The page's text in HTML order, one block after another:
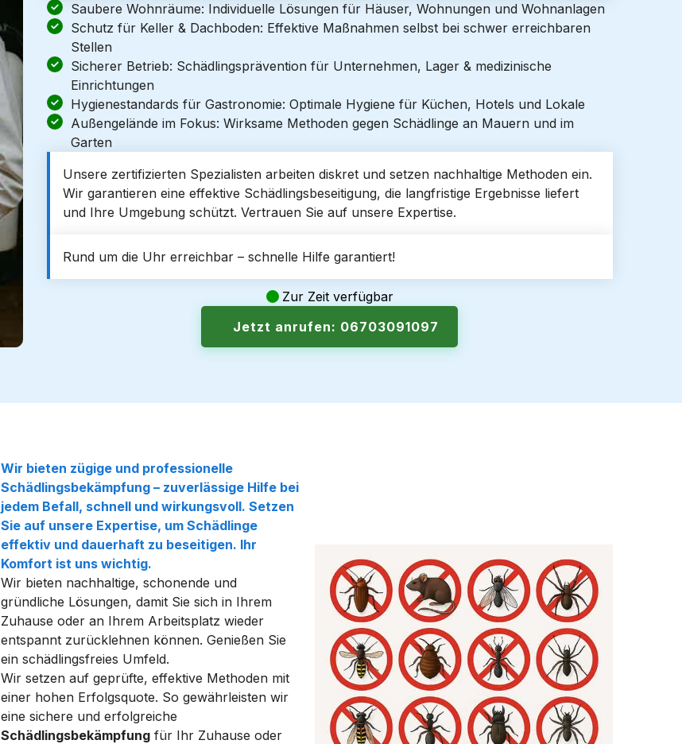
Saubere Wohnräume: Individuelle Lösungen für Häuser, Wohnungen und Wohnanlagen
Schutz für Keller & Dachboden: Effektive Maßnahmen selbst bei schwer erreichbaren
Stellen
Sicherer Betrieb: Schädlingsprävention für Unternehmen, Lager & medizinische
Einrichtungen
Hygienestandards für Gastronomie: Optimale Hygiene für Küchen, Hotels und Lokale
Außengelände im Fokus: Wirksame Methoden gegen Schädlinge an Mauern und im
Garten
Unsere zertifizierten Spezialisten arbeiten diskret und setzen nachhaltige Methoden ein.
Wir garantieren eine effektive Schädlingsbeseitigung, die langfristige Ergebnisse liefert
und Ihre Umgebung schützt. Vertrauen Sie auf unsere Expertise.
Rund um die Uhr erreichbar – schnelle Hilfe garantiert!
Zur Zeit verfügbar
Jetzt anrufen: 06703091097
Wir bieten zügige und professionelle
Schädlingsbekämpfung – zuverlässige Hilfe bei
jedem Befall, schnell und wirkungsvoll. Setzen
Sie auf unsere Expertise, um Schädlinge
effektiv und dauerhaft zu beseitigen. Ihr
Komfort ist uns wichtig.
Wir bieten nachhaltige, schonende und
gründliche Lösungen, damit Sie sich in Ihrem
Zuhause oder an Ihrem Arbeitsplatz wieder
entspannt zurücklehnen können. Genießen Sie
ein schädlingsfreies Umfeld.
Wir setzen auf geprüfte, effektive Methoden mit
einer hohen Erfolgsquote. So gewährleisten wir
eine sichere und erfolgreiche
Schädlingsbekämpfung für Ihr Zuhause oder